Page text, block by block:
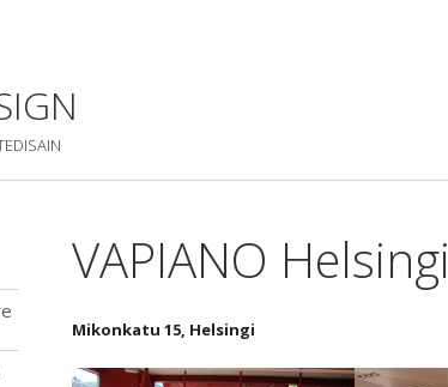
VAPIANO Helsingi
Mikonkatu 15, Helsingi